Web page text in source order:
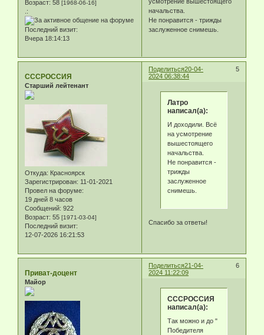
Возраст: 58 [1968-06-16]
.:
Последний визит:
Вчера 18:14:13
начальства.
Не понравится - трижды
заслуженное снимешь.
Поделиться 5
20-04-
2024 06:38:44
СССРОССИЯ
Старший лейтенант
Откуда: Красноярск
Зарегистрирован: 11-01-2021
Провел на форуме:
19 дней 8 часов
Сообщений: 922
Возраст: 55 [1971-03-04]
Последний визит:
12-07-2026 16:21:53
Латро
написал(а):
И доходили. Всё
на усмотрение
вышестоящего
начальства.
Не понравится -
трижды
заслуженное
снимешь.
Спасибо за ответы!
Поделиться 6
21-04-
2024 11:22:09
Приват-доцент
Майор
СССРОССИЯ
написал(а):
Так можно и до "
Победителя